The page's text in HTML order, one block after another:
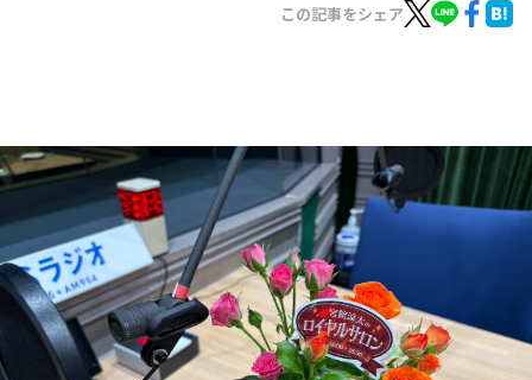
お知らせ
イベント・グッズ
YouTube
会社情報
この記事をシェア